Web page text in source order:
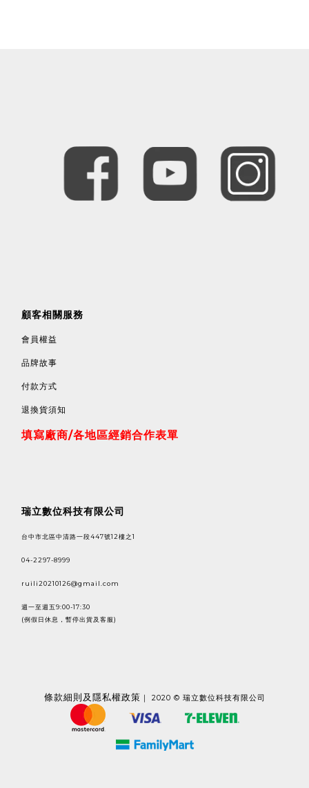
顧客相關服務
會員權益
品牌故事
付款方式
退換貨須知
填寫廠商/各地區經銷合作表單
瑞立數位科技有限公司
台中市北區中清路一段447號12樓之1
04-2297-8999
ruili20210126@gmail.com
週一至週五9:00-17:30
(例假日休息，暫停出貨及客服)
條款細則及隱私權政策 ｜ 2020 © 瑞立數位科技有限公司